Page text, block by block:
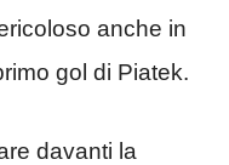
anche in
gol di Piatek.
davanti la